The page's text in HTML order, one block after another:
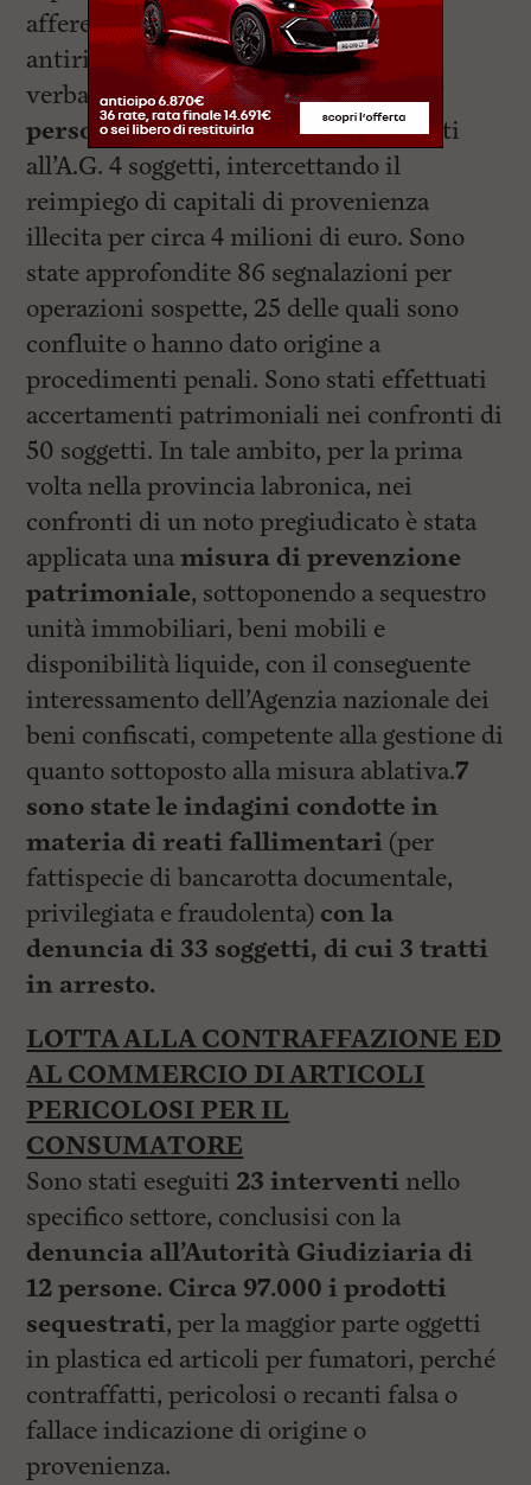
afferenti il rispetto delle disposizioni
antiriciclaggio, al cui esito sono state
verbalizzate ai fini amministrativi27
persone; inoltre, sono stati denunciati
all’A.G. 4 soggetti, intercettando il
reimpiego di capitali di provenienza
illecita per circa 4 milioni di euro. Sono
state approfondite 86 segnalazioni per
operazioni sospette, 25 delle quali sono
confluite o hanno dato origine a
procedimenti penali. Sono stati effettuati
accertamenti patrimoniali nei confronti di
50 soggetti. In tale ambito, per la prima
volta nella provincia labronica, nei
confronti di un noto pregiudicato è stata
applicata unamisura di prevenzione
patrimoniale, sottoponendo a sequestro
unità immobiliari, beni mobili e
disponibilità liquide, con il conseguente
interessamento dell’Agenzia nazionale dei
beni confiscati, competente alla gestione di
quanto sottoposto alla misura ablativa.7
sono state le indagini condotte in
materia di reati fallimentari (per
fattispecie di bancarotta documentale,
privilegiata e fraudolenta) con la
denuncia di 33 soggetti, di cui 3 tratti
in arresto.
LOTTA ALLA CONTRAFFAZIONE ED
AL COMMERCIO DI ARTICOLI
PERICOLOSI PER IL
CONSUMATORE
Sono stati eseguiti 23 interventi nello
specifico settore, conclusisi con la
denuncia all’Autorità Giudiziaria di
12 persone. Circa 97.000 i prodotti
sequestrati, per la maggior parte oggetti
in plastica ed articoli per fumatori, perché
contraffatti, pericolosi o recanti falsa o
fallace indicazione di origine o
provenienza.